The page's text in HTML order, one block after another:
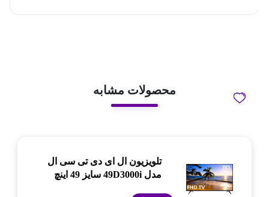
محصولات مشابه
تلویزیون ال ای دی تی سی ال
مدل 49D3000i سایز 49 اینچ